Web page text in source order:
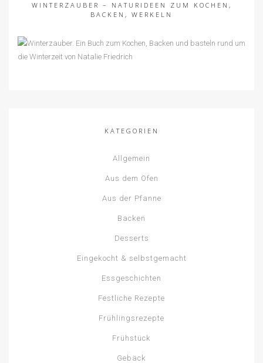
WINTERZAUBER – NATURIDEEN ZUM KOCHEN,
BACKEN, WERKELN
KATEGORIEN
Allgemein
Aus dem Ofen
Aus der Pfanne
Backen
Desserts
Eingekocht & selbstgemacht
Essgeschichten
Festliche Rezepte
Frühlingsrezepte
Frühstück
Gebäck